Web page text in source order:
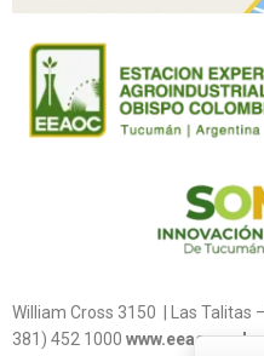
William Cross 3150 | Las Talitas
381) 452 1000